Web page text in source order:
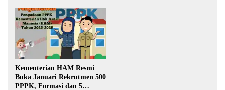
Warga
Kementerian HAM Resmi
Buka Januari Rekrutmen 500
PPPK, Formasi dan 5